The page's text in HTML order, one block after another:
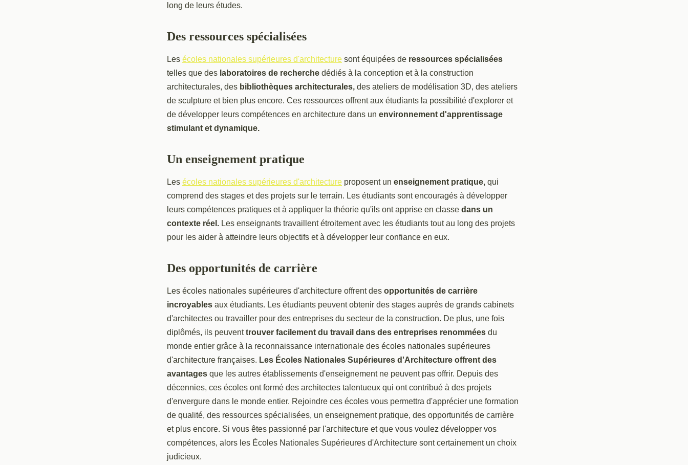
long de leurs études.
Des ressources spécialisées
Les écoles nationales supérieures d'architecture sont équipées de ressources spécialisées
telles que des laboratoires de recherche dédiés à la conception et à la construction
architecturales, des bibliothèques architecturales, des ateliers de modélisation 3D, des ateliers
de sculpture et bien plus encore. Ces ressources offrent aux étudiants la possibilité d'explorer et
de développer leurs compétences en architecture dans un environnement d'apprentissage
stimulant et dynamique.
Un enseignement pratique
Les écoles nationales supérieures d'architecture proposent un enseignement pratique, qui
comprend des stages et des projets sur le terrain. Les étudiants sont encouragés à développer
leurs compétences pratiques et à appliquer la théorie qu'ils ont apprise en classe dans un
contexte réel. Les enseignants travaillent étroitement avec les étudiants tout au long des projets
pour les aider à atteindre leurs objectifs et à développer leur confiance en eux.
Des opportunités de carrière
Les écoles nationales supérieures d'architecture offrent des opportunités de carrière
incroyables aux étudiants. Les étudiants peuvent obtenir des stages auprès de grands cabinets
d'architectes ou travailler pour des entreprises du secteur de la construction. De plus, une fois
diplômés, ils peuventtrouver facilement du travail dans des entreprises renommées du
monde entier grâce à la reconnaissance internationale des écoles nationales supérieures
d'architecture françaises. Les Écoles Nationales Supérieures d'Architecture offrent des
avantages que les autres établissements d'enseignement ne peuvent pas offrir. Depuis des
décennies, ces écoles ont formé des architectes talentueux qui ont contribué à des projets
d'envergure dans le monde entier. Rejoindre ces écoles vous permettra d'apprécier une formation
de qualité, des ressources spécialisées, un enseignement pratique, des opportunités de carrière
et plus encore. Si vous êtes passionné par l'architecture et que vous voulez développer vos
compétences, alors les Écoles Nationales Supérieures d'Architecture sont certainement un choix
judicieux.